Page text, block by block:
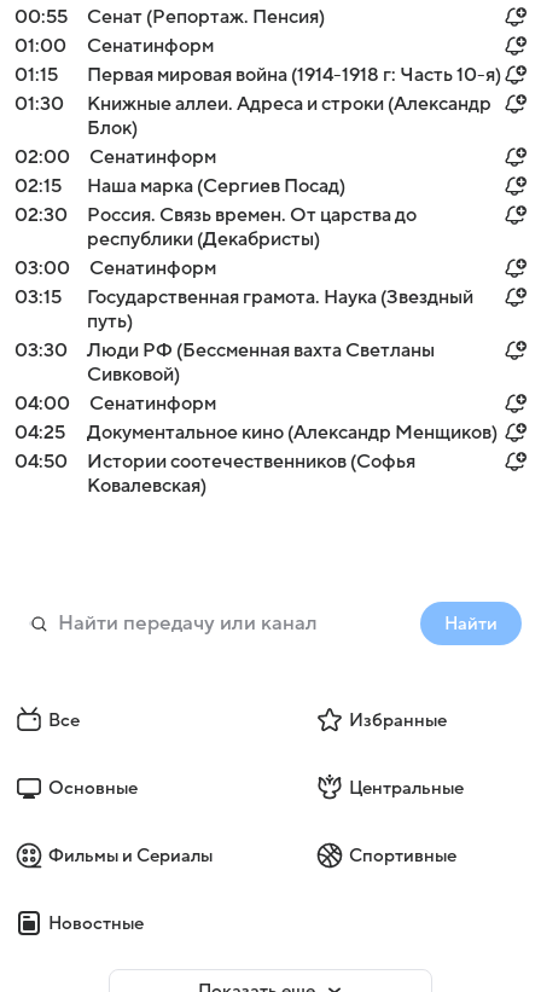
00:55
Сенат (Репортаж. Пенсия)
01:00
Сенатинформ
01:15
Первая мировая война (1914-1918 г: Часть 10-я)
01:30
Книжные аллеи. Адреса и строки (Александр
Блок)
02:00
Сенатинформ
02:15
Наша марка (Сергиев Посад)
02:30
Россия. Связь времен. От царства до
республики (Декабристы)
03:00
Сенатинформ
03:15
Государственная грамота. Наука (Звездный
путь)
03:30
Люди РФ (Бессменная вахта Светланы
Сивковой)
04:00
Сенатинформ
04:25
Документальное кино (Александр Менщиков)
04:50
Истории соотечественников (Софья
Ковалевская)
Найти
Все Избранные
Основные Центральные
Фильмы и Сериалы Спортивные
Новостные